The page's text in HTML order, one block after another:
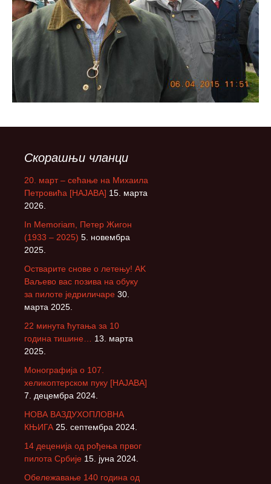
Скорашњи чланци
20. март – сећање на Михаила
Петровића [НАЈАВА] 15. марта
2026.
In Memoriam, Петер Жигон
(1933 – 2025) 5. новембра
2025.
Остварите снове о летењу! АK
Ваљево вас позива на обуку
за пилоте једриличаре 30.
марта 2025.
22 минута ћутања за 10
година тишине…
13. марта
2025.
Монографија о 107.
хеликоптерском пуку [НАЈАВА]
7. децембра 2024.
НОВА ВАЗДУХОПЛОВНА
КЊИГА 25. септембра 2024.
14 деценија од рођења првог
пилота Србије 15. јуна 2024.
Обележавање 140 година од